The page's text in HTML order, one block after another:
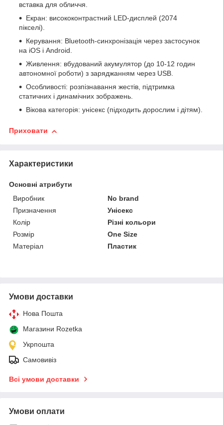
вставка для обличчя.
Екран: висококонтрастний LED-дисплей (2074
пікселі).
Керування: Bluetooth-синхронізація через застосунок
на iOS і Android.
Живлення: вбудований акумулятор (до 10-12 годин
автономної роботи) з заряджанням через USB.
Особливості: розпізнавання жестів, підтримка
статичних і динамічних зображень.
Вікова категорія: унісекс (підходить дорослим і дітям).
Приховати
Характеристики
Основні атрибути
Виробник
No brand
Призначення
Унісекс
Колір
Різні кольори
Розмір
One Size
Матеріал
Пластик
Умови доставки
Нова Пошта
Магазини Rozetka
Укрпошта
Самовивіз
Всі умови доставки
Умови оплати